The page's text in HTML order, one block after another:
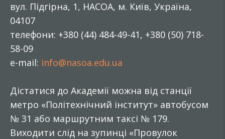
вул. Підгірна, 1, НАСОА, м. Київ, Україна,
04107
телефони: +380 (44) 484-49-41, +380 (50) 718-
58-09
e-mail: info@nasoa.edu.ua
Дістатися до Академії можна від станції
метро «Політехнічний інститут» автобусом
№ 31 або маршрутним таксі № 179.
Виходити слід на зупинці «Провулок